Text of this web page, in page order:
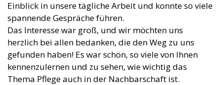
Einblick in unsere tägliche Arbeit und konnte so viele
spannende Gespräche führen.
Das Interesse war groß, und wir möchten uns
herzlich bei allen bedanken, die den Weg zu uns
gefunden haben! Es war schön, so viele von Ihnen
kennenzulernen und zu sehen, wie wichtig das
Thema Pflege auch in der Nachbarschaft ist.